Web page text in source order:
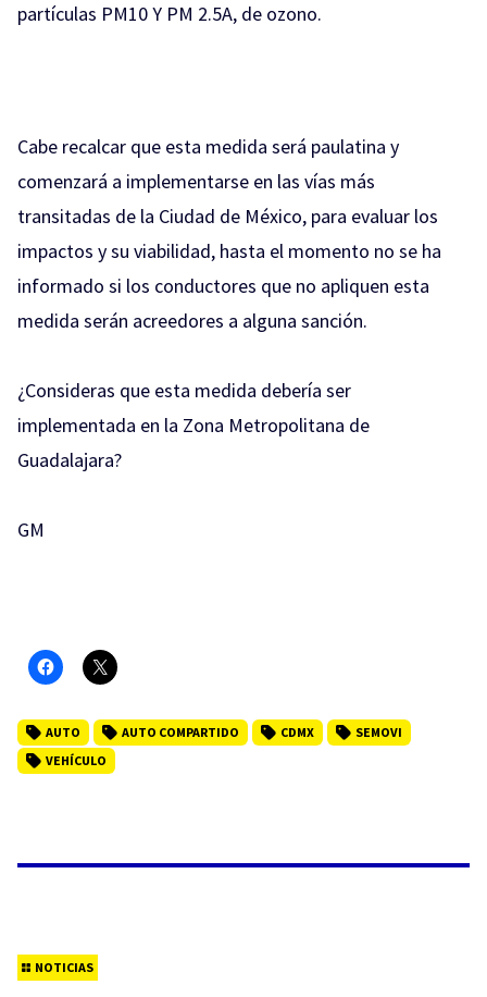
partículas PM10 Y PM 2.5A, de ozono.
Cabe recalcar que esta medida será paulatina y
comenzará a implementarse en las vías más
transitadas de la Ciudad de México, para evaluar los
impactos y su viabilidad, hasta el momento no se ha
informado si los conductores que no apliquen esta
medida serán acreedores a alguna sanción.
¿Consideras que esta medida debería ser
implementada en la Zona Metropolitana de
Guadalajara?
GM
AUTO AUTO COMPARTIDO CDMX
SEMOVI
VEHÍCULO
NOTICIAS